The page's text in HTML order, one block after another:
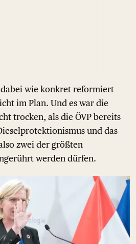
wie konkret reformiert
im Plan. Und es war die
trocken, als die ÖVP bereits
und das
zwei der größten
werden dürfen.